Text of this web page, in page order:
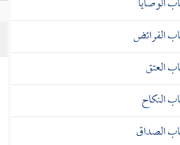
الفرائض
العتق
النكاح
الصداق